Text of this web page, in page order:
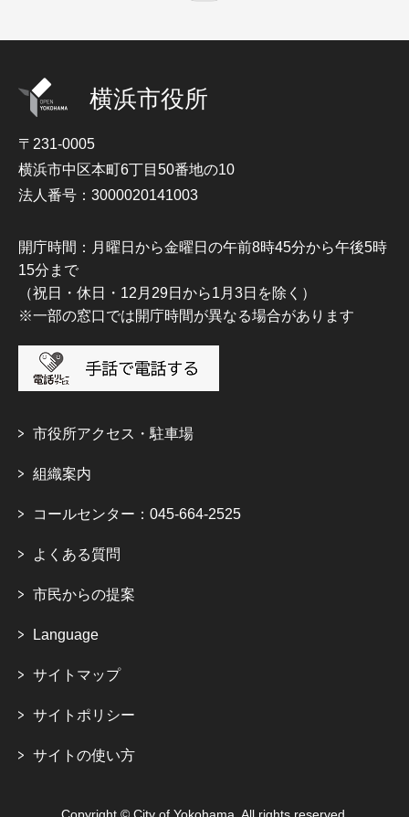
横浜市役所
〒231-0005
横浜市中区本町6丁目50番地の10
法人番号：3000020141003
開庁時間：月曜日から金曜日の午前8時45分から午後5時
15分まで
（祝日・休日・12月29日から1月3日を除く）
※一部の窓口では開庁時間が異なる場合があります
市役所アクセス・駐車場
組織案内
コールセンター：045-664-2525
よくある質問
市民からの提案
Language
サイトマップ
サイトポリシー
サイトの使い方
Copyright © City of Yokohama. All rights reserved.